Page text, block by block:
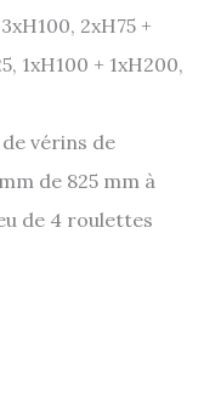
2xH75 +
1xH100 + 1xH200,
vérins de
de 825 mm à
de 4 roulettes